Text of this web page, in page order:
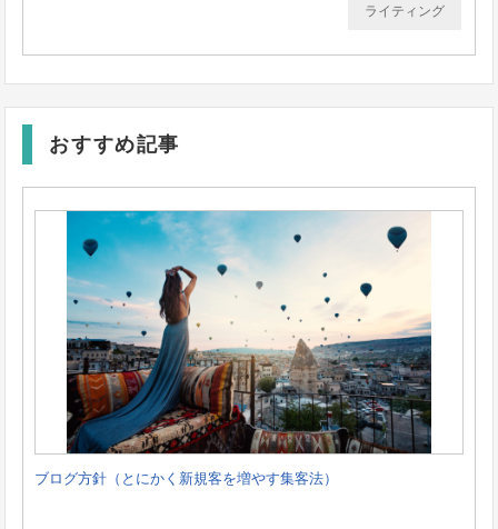
ライティング
おすすめ記事
ブログ方針（とにかく新規客を増やす集客法）